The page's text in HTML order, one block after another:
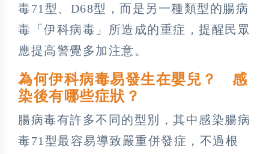
毒71型、D68型，而是另一種類型的腸病
毒「伊科病毒」所造成的重症，提醒民眾
應提高警覺多加注意。
為何伊科病毒易發生在嬰兒？ 感
染後有哪些症狀？
腸病毒有許多不同的型別，其中感染腸病
毒71型最容易導致嚴重併發症，不過根